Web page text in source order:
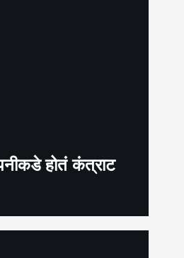
होतं कंत्राट